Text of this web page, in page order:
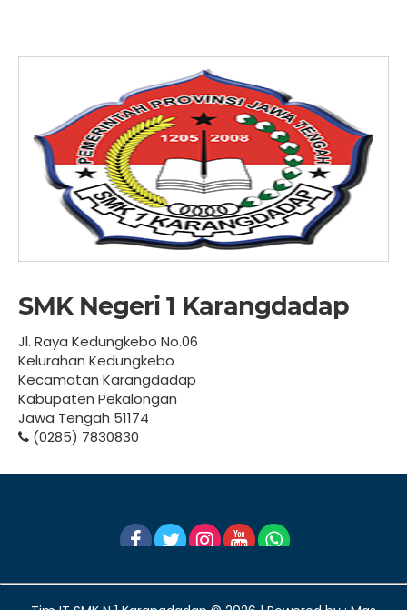
SMK Negeri 1 Karangdadap
Jl. Raya Kedungkebo No.06
Kelurahan Kedungkebo
Kecamatan Karangdadap
Kabupaten Pekalongan
Jawa Tengah 51174
(0285) 7830830